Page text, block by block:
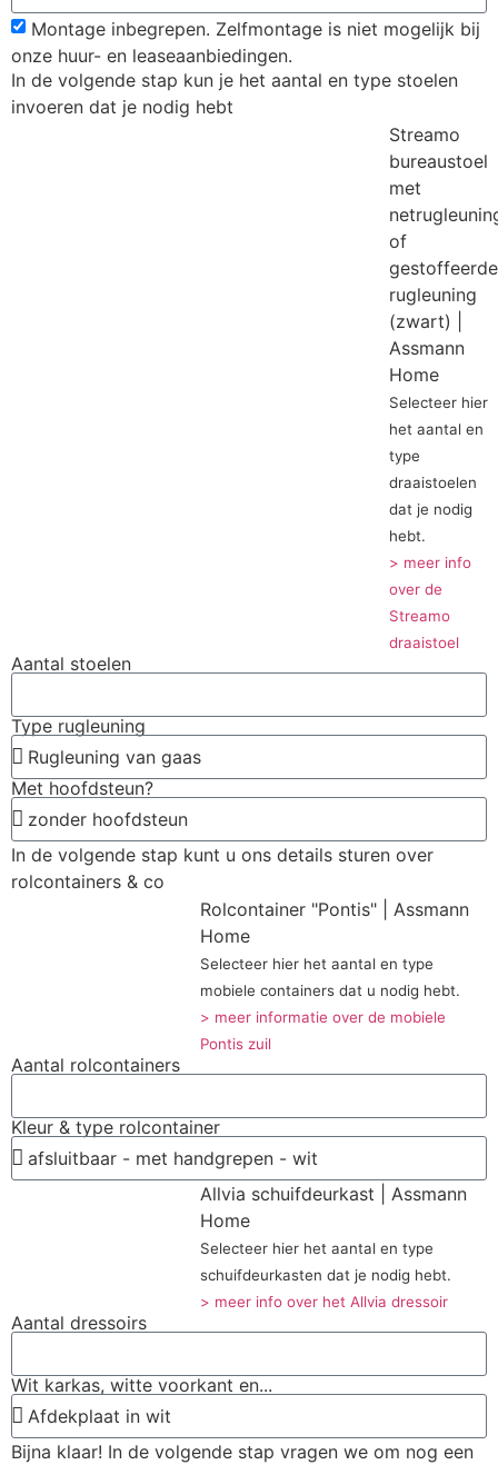
Montage inbegrepen. Zelfmontage is niet mogelijk bij
onze huur- en leaseaanbiedingen.
In de volgende stap kun je het aantal en type stoelen
invoeren dat je nodig hebt
Streamo
bureaustoel
met
of
gestoffeerde
rugleuning
(zwart) |
Assmann
Home
Selecteer hier
het aantal en
type
draaistoelen
dat je nodig
hebt.
> meer info
over de
Streamo
draaistoel
Aantal stoelen
Type rugleuning
Met hoofdsteun?
In de volgende stap kunt u ons details sturen over
rolcontainers & co
Rolcontainer "Pontis" | Assmann
Home
Selecteer hier het aantal en type
mobiele containers dat u nodig hebt.
> meer informatie over de mobiele
Pontis zuil
Aantal rolcontainers
Kleur & type rolcontainer
Allvia schuifdeurkast | Assmann
Home
Selecteer hier het aantal en type
schuifdeurkasten dat je nodig hebt.
> meer info over het Allvia dressoir
Aantal dressoirs
Wit karkas, witte voorkant en...
Bijna klaar! In de volgende stap vragen we om nog een